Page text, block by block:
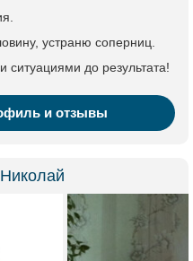
устраню соперниц.
до результата!
и отзывы